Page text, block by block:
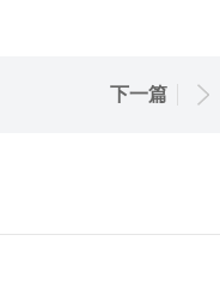
下一篇